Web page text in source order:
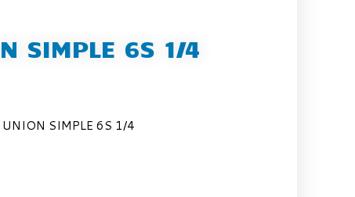
SIMPLE 6S 1/4
UNION SIMPLE 6S 1/4